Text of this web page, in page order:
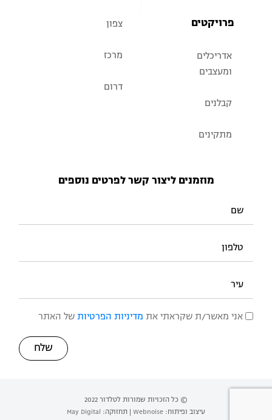
פרויקטים
אדריכלים
ומעצבים
קבלנים
מתקינים
צפון
מרכז
דרום
מוזמנים ליצור קשר לפרטים נוספים
אני מאשר/ת שקראתי את מדיניות הפרטיות של האתר
שלח
© כל הזכויות שמורות לטלדור 2022
עיצוב ופיתוח: Webnoise | תחזוקה: May Digital